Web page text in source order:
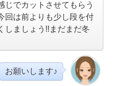
じでカットさせてもらう
回は前よりも少し段を付
しましょう!!まだまだ冬
お願いします♪